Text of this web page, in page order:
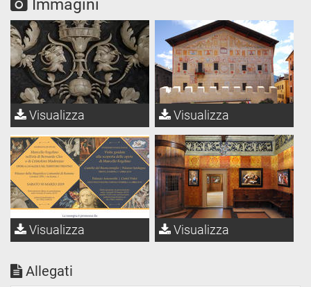
Immagini
Visualizza Visualizza
Visualizza Visualizza
Allegati